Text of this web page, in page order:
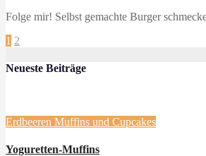
Folge mir! Selbst gemachte Burger
Seitennummerierung
der
1 2
Neueste Beiträge
Erdbeeren Muffins und Cupcakes
Yoguretten-Muffins